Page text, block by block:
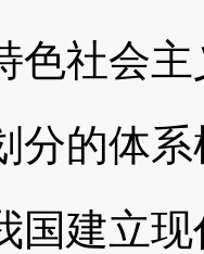
色社会
分的体
国建立